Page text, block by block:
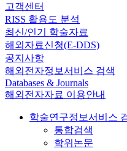
고객센터
RISS 활용도 분석
최신/인기 학술자료
해외자료신청(E-DDS)
공지사항
해외전자정보서비스 검색
Databases & Journals
해외전자자료 이용안내
학술연구정보서비스
통합검색
학위논문